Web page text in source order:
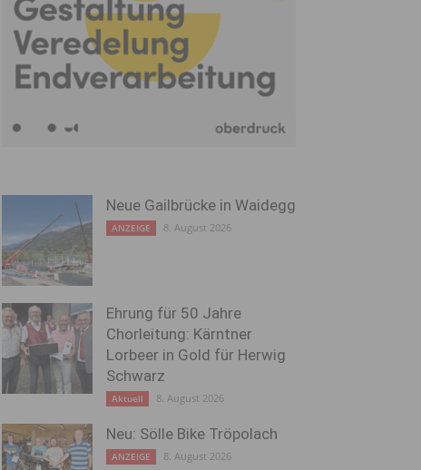
Neue Gailbrücke in Waidegg
ANZEIGE 8. August 2026
Ehrung für 50 Jahre
Chorleitung: Kärntner
Lorbeer in Gold für Herwig
Schwarz
Aktuell 8. August 2026
Neu: Sölle Bike Tröpolach
ANZEIGE 8. August 2026